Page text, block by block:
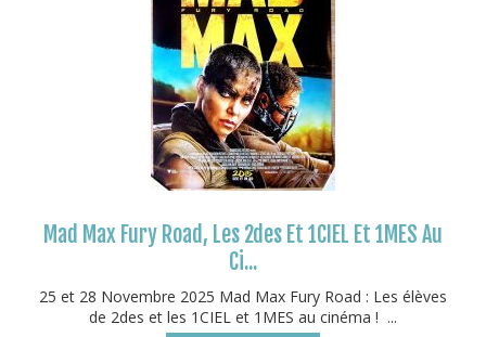
Mad Max Fury Road, Les 2des Et 1CIEL Et 1MES Au
Ci...
25 et 28 Novembre 2025 Mad Max Fury Road : Les élèves
de 2des et les 1CIEL et 1MES au cinéma ! ...